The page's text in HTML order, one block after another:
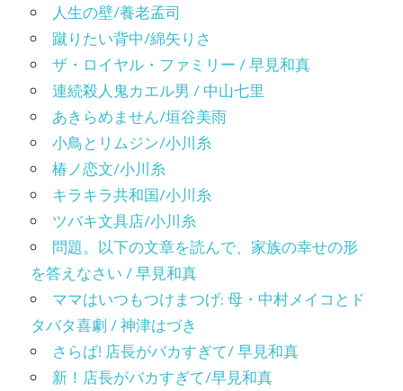
人生の壁/養老孟司
蹴りたい背中/綿矢りさ
ザ・ロイヤル・ファミリー / 早見和真
連続殺人鬼カエル男 / 中山七里
あきらめません/垣谷美雨
小鳥とリムジン/小川糸
椿ノ恋文/小川糸
キラキラ共和国/小川糸
ツバキ文具店/小川糸
問題。以下の文章を読んで、家族の幸せの形
を答えなさい / 早見和真
ママはいつもつけまつげ: 母・中村メイコとド
タバタ喜劇 / 神津はづき
さらば! 店長がバカすぎて/ 早見和真
新！店長がバカすぎて/早見和真